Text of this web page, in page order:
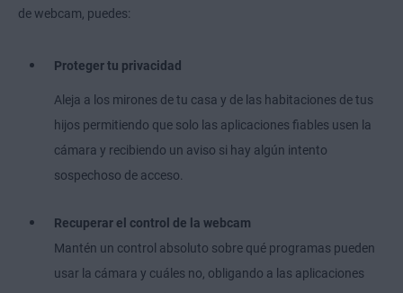
de webcam, puedes:
Proteger tu privacidad
Aleja a los mirones de tu casa y de las habitaciones de tus
hijos permitiendo que solo las aplicaciones fiables usen la
cámara y recibiendo un aviso si hay algún intento
sospechoso de acceso.
Recuperar el control de la webcam
Mantén un control absoluto sobre qué programas pueden
usar la cámara y cuáles no, obligando a las aplicaciones